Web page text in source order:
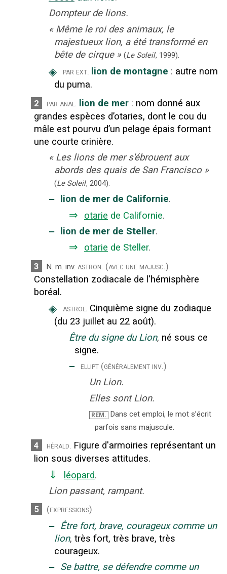
Dompteur de lions.
« Même le roi des animaux, le
majestueux lion, a été transformé en
bête de cirque » (Le Soleil, 1999).
◈ par ext. lion de montagne : autre nom
du puma.
2 par anal. lion de mer : nom donné aux
grandes espèces d’otaries, dont le cou du
mâle est pourvu d’un pelage épais formant
une courte crinière.
« Les lions de mer s'ébrouent aux
abords des quais de San Francisco »
(Le Soleil, 2004).
‒ lion de mer de Californie.
⇒ otarie de Californie.
‒ lion de mer de Steller.
⇒ otarie de Steller.
3 N. m. inv. astron. (avec une majusc.)
Constellation zodiacale de l'hémisphère
boréal.
◈ astrol. Cinquième signe du zodiaque
(du 23 juillet au 22 août).
Être du signe du Lion, né sous ce
signe.
‒ ellipt (généralement inv.)
Un Lion.
Elles sont Lion.
REM.
Dans cet emploi, le mot s’écrit
parfois sans majuscule.
4 hérald. Figure d'armoiries représentant un
lion sous diverses attitudes.
⇓ léopard.
Lion passant, rampant.
5 (expressions)
‒ Être fort, brave, courageux comme un
lion, très fort, très brave, très
courageux.
‒ Se battre, se défendre comme un